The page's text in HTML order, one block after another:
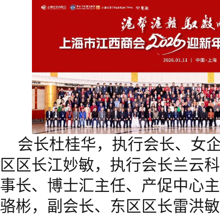
会长杜桂华，执行会长、女
区区长江妙敏，执行会长兰云
事长、博士汇主任、产促中心
骆彬，副会长、东区区长雷洪